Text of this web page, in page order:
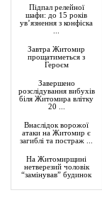
Підпал релейної
шафи: до 15 років
ув’язнення з конфіска
Завтра Житомир
прощатиметься з
Героєм
Завершено
розслідування вибухів
біля Житомира влітку
20 ...
Внаслідок ворожої
атаки на Житомир є
загиблі та постраж ...
На Житомирщині
нетверезий чоловік
“замінував” будинок